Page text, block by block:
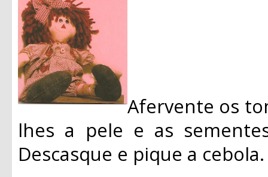
Afervente os
lhes a pele e as
Descasque e pique a cebola.